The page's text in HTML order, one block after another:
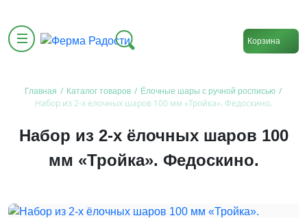
Корзина
Главная / Каталог товаров / Ёлочные шары с ручной росписью /
Набор из 2-х ёлочных шаров 100 мм «Тройка». Федоскино.
Набор из 2-х ёлочных шаров 100
мм «Тройка». Федоскино.